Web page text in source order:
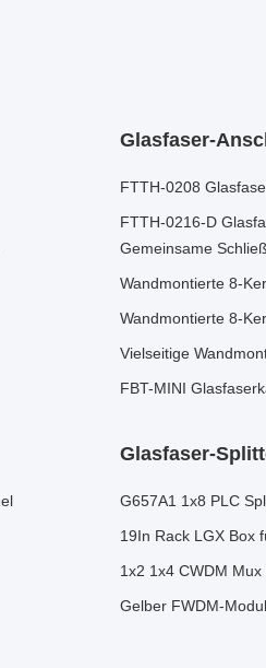
Glasfaser-
FTTH-0208
FTTH-0216-D
Gemeinsame
Wandmontierte 8-
Wandmontierte 8-
Vielseitige
FBT-MINI
Glasfaser-
G657A1 1x8 PLC
19In Rack LGX Box
1x2 1x4 CWDM
Gelber FWDM-